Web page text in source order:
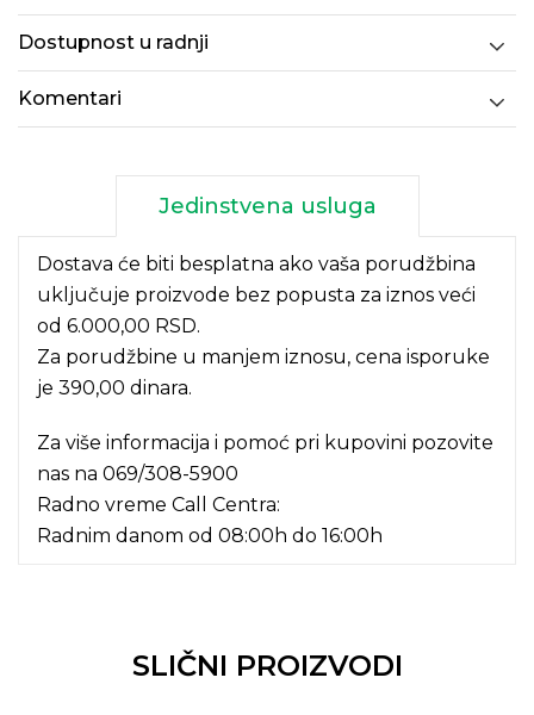
Dostupnost u radnji
Komentari
Jedinstvena usluga
Dostava će biti besplatna ako vaša porudžbina
uključuje proizvode bez popusta za iznos veći
od 6.000,00 RSD.
Za porudžbine u manjem iznosu, cena isporuke
je 390,00 dinara.
Za više informacija i pomoć pri kupovini pozovite
nas na 069/308-5900
Radno vreme Call Centra:
Radnim danom od 08:00h do 16:00h
SLIČNI PROIZVODI